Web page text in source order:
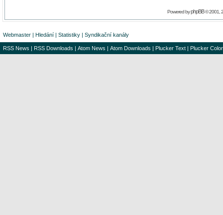
Powered byphpBB© 2001,
Webmaster | Hledání | Statistiky | Syndikační kanály
RSS News | RSS Downloads | Atom News | Atom Downloads | Plucker Text | Plucker Color